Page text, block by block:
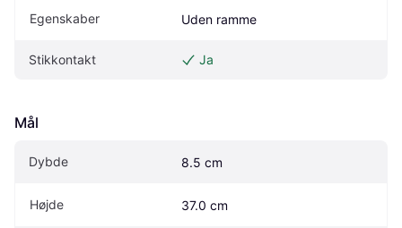
Egenskaber Uden ramme
Stikkontakt Ja
Mål
Dybde 8.5 cm
Højde 37.0 cm